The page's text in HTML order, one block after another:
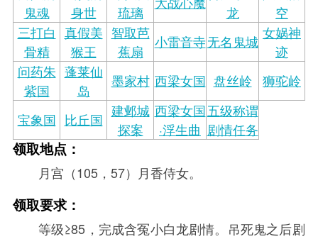
鬼魂
身世
琉璃
龙
空
三打白
骨精
真假美
猴王
智取芭
蕉扇
小雷音寺无名鬼城 女娲神
迹
问药朱
紫国
蓬莱仙
岛
墨家村 西梁女国 盘丝岭 狮驼岭
宝象国 比丘国 建邺城
探案
西梁女国
·浮生曲
五级称谓
剧情任务
领取地点：
月宫（105，57）月香侍女。
领取要求：
等级≥85，完成含冤小白龙剧情。吊死鬼之后剧